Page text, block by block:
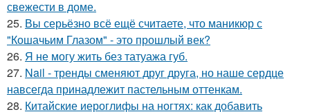
свежести в доме.
25. Вы серьёзно всё ещё считаете, что маникюр с
"Кошачьим Глазом" - это прошлый век?
26. Я не могу жить без татуажа губ.
27. Nail - тренды сменяют друг друга, но наше сердце
навсегда принадлежит пастельным оттенкам.
28. Китайские иероглифы на ногтях: как добавить